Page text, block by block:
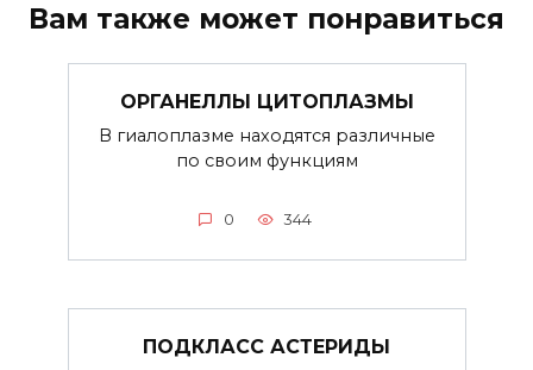
Вам также может понравиться
ОРГАНЕЛЛЫ ЦИТОПЛАЗМЫ
В гиалоплазме находятся различные
по своим функциям
0 344
ПОДКЛАСС АСТЕРИДЫ